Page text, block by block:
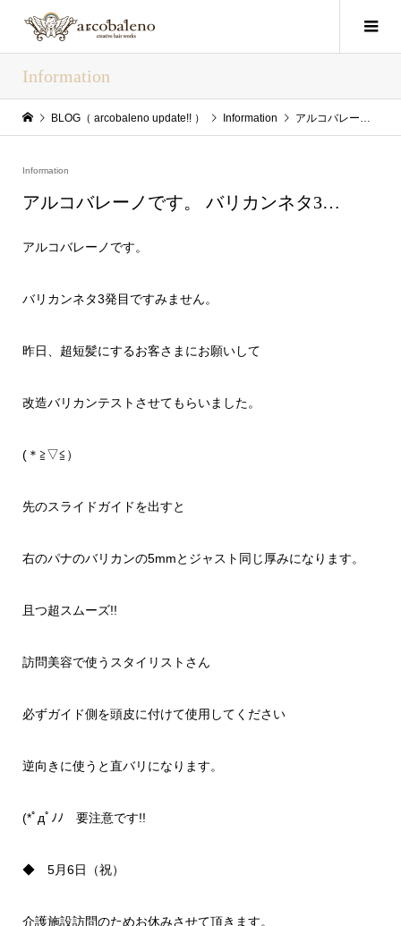
Information
BLOG（ arcobaleno update!! ） Information アルコバレーノです。 バリカンネタ3…
Information
アルコバレーノです。 バリカンネタ3…
アルコバレーノです。
バリカンネタ3発目ですみません。
昨日、超短髪にするお客さまにお願いして
改造バリカンテストさせてもらいました。
(＊≧▽≦）
先のスライドガイドを出すと
右のパナのバリカンの5mmとジャスト同じ厚みになります。
且つ超スムーズ!!
訪問美容で使うスタイリストさん
必ずガイド側を頭皮に付けて使用してください
逆向きに使うと直バリになります。
(*ﾟдﾟﾉﾉ 要注意です!!
◆ 5月6日（祝）
介護施設訪問のためお休みさせて頂きます。